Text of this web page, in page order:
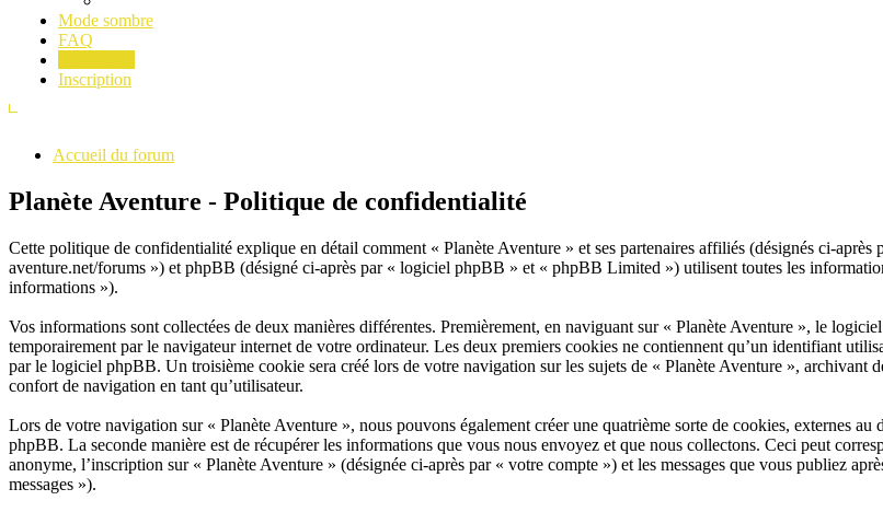
Mode sombre
FAQ
Inscription
Accueil du forum
Planète Aventure - Politique de confidentialité
Cette politique de confidentialité explique en détail comment « Planète Aventure » et ses partenaires affiliés (désignés ci-
aventure.net/forums ») et phpBB (désigné ci-après par « logiciel phpBB » et « phpBB Limited ») utilisent toutes les
informations »).
Vos informations sont collectées de deux manières différentes. Premièrement, en naviguant sur « Planète Aventure », le
temporairement par le navigateur internet de votre ordinateur. Les deux premiers cookies ne contiennent qu’un identifiant
par le logiciel phpBB. Un troisième cookie sera créé lors de votre navigation sur les sujets de « Planète Aventure », archivant
confort de navigation en tant qu’utilisateur.
Lors de votre navigation sur « Planète Aventure », nous pouvons également créer une quatrième sorte de cookies, externes
phpBB. La seconde manière est de récupérer les informations que vous nous envoyez et que nous collectons. Ceci peut
anonyme, l’inscription sur « Planète Aventure » (désignée ci-après par « votre compte ») et les messages que vous publiez
messages »).